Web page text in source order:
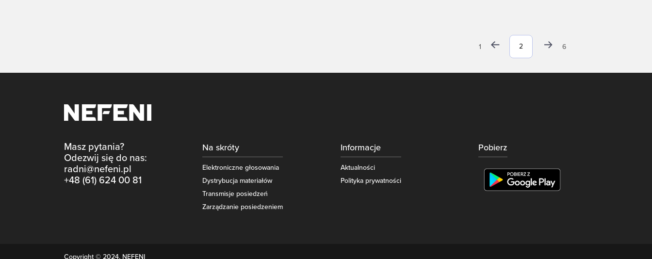
1 6
Masz pytania?
Odezwij się do nas:
radni@nefeni.pl
+48 (61) 624 00 81
Na skróty
Elektroniczne głosowania
Dystrybucja materiałów
Transmisje posiedzeń
Zarządzanie posiedzeniem
Informacje
Aktualności
Polityka prywatności
Pobierz
Copyright © 2024, NEFENI